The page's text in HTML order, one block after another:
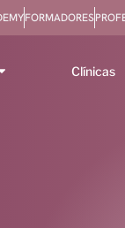
FORMADORES
Clínicas